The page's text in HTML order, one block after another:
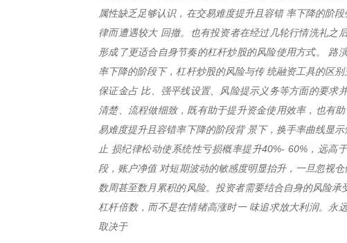
属性缺乏足够认识，在交易难度提升且容错 率下降的阶
律而遭遇较大 回撤。也有投资者在经过几轮行情洗礼之
形成了更适合自身节奏的杠杆炒股的风险使用方式。 路
率下降的阶段下，杠杆炒股的风险与传 统融资工具的区
保证金占 比、强平线设置、风险提示义务等方面的要求
清楚、流程做细致，既有助于提升资金使用效率，也有
易难度提升且容错率下降的阶段背 景下，换手率曲线显
止 损纪律松动使系统性亏损概率提升40%- 60%，远高
段，账户净值 对短期波动的敏感度明显抬升，一旦忽视
数周甚至数月累积的风险。投资者需要结合自身的风险
杠杆倍数，而不是在情绪高涨时一 味追求放大利润。永
取决于